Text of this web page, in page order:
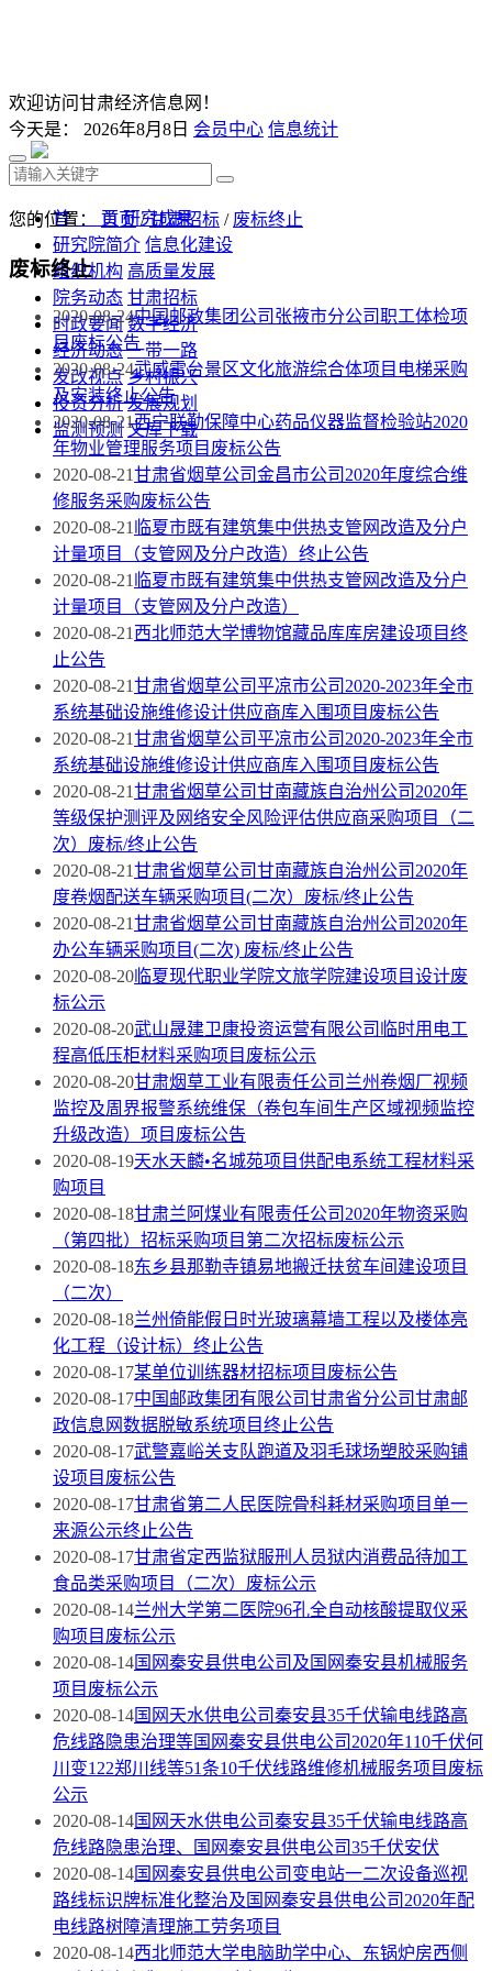
欢迎访问甘肃经济信息网！
今天是： 2026年8月8日 会员中心 信息统计
首 页 研究成果
研究院简介 信息化建设
组织机构 高质量发展
院务动态 甘肃招标
时政要闻 数字经济
经济动态 一带一路
发改视点 乡村振兴
投资分析 发展规划
监测预测 文库下载
您的位置： 首页/甘肃招标 / 废标终止
废标终止
2020-08-24中国邮政集团公司张掖市分公司职工体检项
目废标公告
2020-08-24武威雷台景区文化旅游综合体项目电梯采购
及安装终止公告
2020-08-21西宁联勤保障中心药品仪器监督检验站2020
年物业管理服务项目废标公告
2020-08-21甘肃省烟草公司金昌市公司2020年度综合维
修服务采购废标公告
2020-08-21临夏市既有建筑集中供热支管网改造及分户
计量项目（支管网及分户改造）终止公告
2020-08-21临夏市既有建筑集中供热支管网改造及分户
计量项目（支管网及分户改造）
2020-08-21西北师范大学博物馆藏品库库房建设项目终
止公告
2020-08-21甘肃省烟草公司平凉市公司2020-2023年全市
系统基础设施维修设计供应商库入围项目废标公告
2020-08-21甘肃省烟草公司平凉市公司2020-2023年全市
系统基础设施维修设计供应商库入围项目废标公告
2020-08-21甘肃省烟草公司甘南藏族自治州公司2020年
等级保护测评及网络安全风险评估供应商采购项目（二
次）废标/终止公告
2020-08-21甘肃省烟草公司甘南藏族自治州公司2020年
度卷烟配送车辆采购项目(二次）废标/终止公告
2020-08-21甘肃省烟草公司甘南藏族自治州公司2020年
办公车辆采购项目(二次) 废标/终止公告
2020-08-20临夏现代职业学院文旅学院建设项目设计废
标公示
2020-08-20武山晟建卫康投资运营有限公司临时用电工
程高低压柜材料采购项目废标公示
2020-08-20甘肃烟草工业有限责任公司兰州卷烟厂视频
监控及周界报警系统维保（卷包车间生产区域视频监控
升级改造）项目废标公告
2020-08-19天水天麟•名城苑项目供配电系统工程材料采
购项目
2020-08-18甘肃兰阿煤业有限责任公司2020年物资采购
（第四批）招标采购项目第二次招标废标公示
2020-08-18东乡县那勒寺镇易地搬迁扶贫车间建设项目
（二次）
2020-08-18兰州倚能假日时光玻璃幕墙工程以及楼体亮
化工程（设计标）终止公告
2020-08-17某单位训练器材招标项目废标公告
2020-08-17中国邮政集团有限公司甘肃省分公司甘肃邮
政信息网数据脱敏系统项目终止公告
2020-08-17武警嘉峪关支队跑道及羽毛球场塑胶采购铺
设项目废标公告
2020-08-17甘肃省第二人民医院骨科耗材采购项目单一
来源公示终止公告
2020-08-17甘肃省定西监狱服刑人员狱内消费品待加工
食品类采购项目（二次）废标公示
2020-08-14兰州大学第二医院96孔全自动核酸提取仪采
购项目废标公示
2020-08-14国网秦安县供电公司及国网秦安县机械服务
项目废标公示
2020-08-14国网天水供电公司秦安县35千伏输电线路高
危线路隐患治理等国网秦安县供电公司2020年110千伏何
川变122郑川线等51条10千伏线路维修机械服务项目废标
公示
2020-08-14国网天水供电公司秦安县35千伏输电线路高
危线路隐患治理、国网秦安县供电公司35千伏安伏
2020-08-14国网秦安县供电公司变电站一二次设备巡视
路线标识牌标准化整治及国网秦安县供电公司2020年配
电线路树障清理施工劳务项目
2020-08-14西北师范大学电脑助学中心、东锅炉房西侧